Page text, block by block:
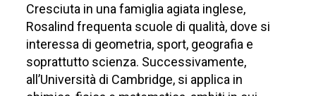
Cresciuta in una famiglia agiata inglese,
Rosalind frequenta scuole di qualità, dove si
interessa di geometria, sport, geografia e
soprattutto scienza. Successivamente,
all’Università di Cambridge, si applica in